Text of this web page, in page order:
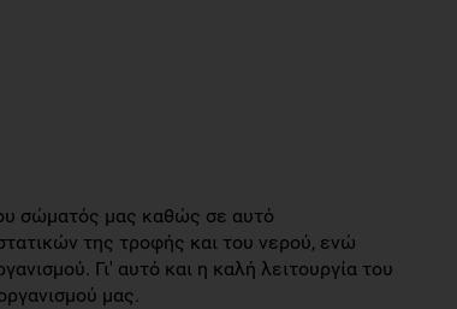
σώματός μας καθώς σε αυτό
της τροφής και του νερού, ενώ
Γι' αυτό και η καλή λειτουργία του
μας.